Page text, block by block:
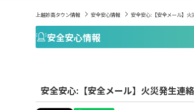
上越妙高タウン情報 安全安心情報 安全安心:【安全メール】火
安全安心情報
安全安心:【安全メール】火災発生連絡